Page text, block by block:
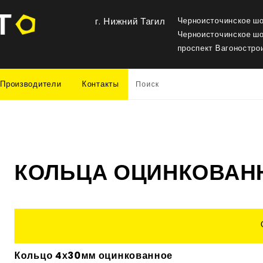
г. Нижний Тагил Черноисточинское
Черноисточинское
проспект
Производители Контакты
КОЛЬЦА
Кольцо 4х30мм оцинкованное